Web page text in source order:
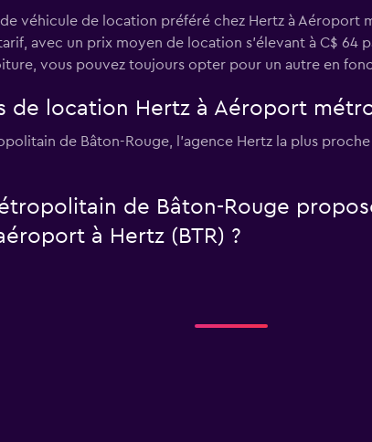
véhicule de location préféré chez Hertz à
avec un prix moyen de location s'élevant à C$ 64
vous pouvez toujours opter pour un autre en
de location Hertz à Aéroport
de Bâton-Rouge, l’agence Hertz la plus
de Bâton-Rouge
à Hertz (BTR) ?